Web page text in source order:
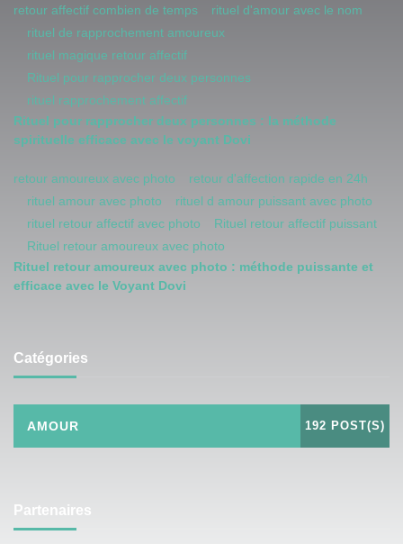
retour affectif combien de temps
rituel d'amour avec le nom
rituel de rapprochement amoureux
rituel magique retour affectif
Rituel pour rapprocher deux personnes
rituel rapprochement affectif
Rituel pour rapprocher deux personnes : la méthode
spirituelle efficace avec le voyant Dovi
retour amoureux avec photo
retour d'affection rapide en 24h
rituel amour avec photo
rituel d amour puissant avec photo
rituel retour affectif avec photo
Rituel retour affectif puissant
Rituel retour amoureux avec photo
Rituel retour amoureux avec photo : méthode puissante et
efficace avec le Voyant Dovi
Catégories
AMOUR 192 POST(S)
Partenaires